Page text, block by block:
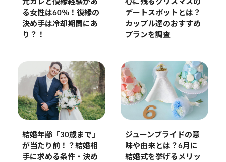
元カレと復縁経験があ
る女性は60％！復縁の
決め手は冷却期間にあ
り？！
心に残るクリスマスの
デートスポットとは？
カップル達のおすすめ
プランを調査
結婚年齢「30歳まで」
が当たり前！？結婚相
手に求める条件・決め
ジューンブライドの意
味や由来とは？6月に
結婚式を挙げるメリッ